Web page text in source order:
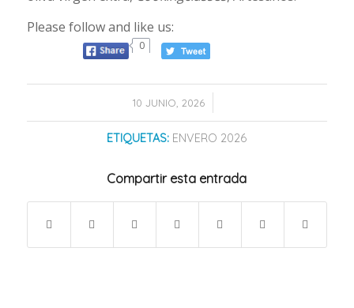
Please follow and like us:
0
10 JUNIO, 2026
/
ETIQUETAS: ENVERO 2026
Compartir esta entrada